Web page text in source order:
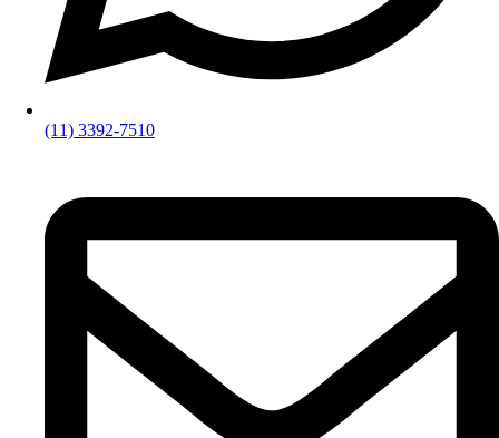
(11) 3392-7510